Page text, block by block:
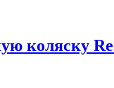
коляску